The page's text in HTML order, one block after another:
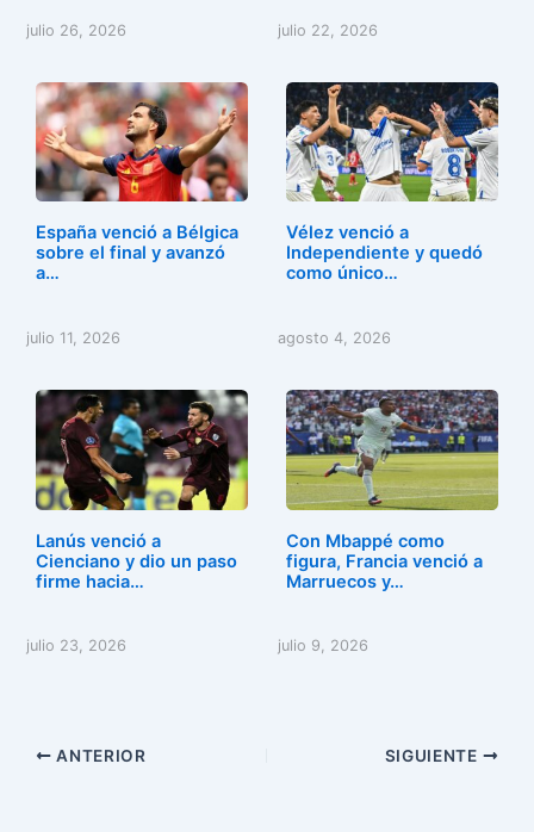
julio 26, 2026 julio 22, 2026
España venció a Bélgica
sobre el final y avanzó
a…
julio 11, 2026
Vélez venció a
Independiente y quedó
como único…
agosto 4, 2026
Lanús venció a
Cienciano y dio un paso
firme hacia…
julio 23, 2026
Con Mbappé como
figura, Francia venció a
Marruecos y…
julio 9, 2026
ANTERIOR SIGUIENTE